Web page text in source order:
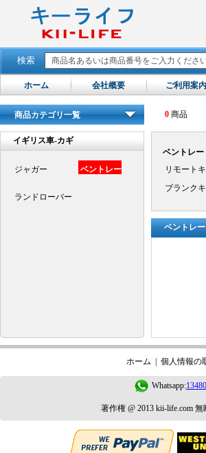
検索
ホーム 会社概要 ご利用案内
商品カテゴリ一覧 0 商品
イギリス車-カギ
ジャガー ベントレー
ランドローバー
ベントレー
リモート
ブランク
ベントレー
ホーム 個人情報の
Whatsapp:
著作権 @ 2013 kii-life.com